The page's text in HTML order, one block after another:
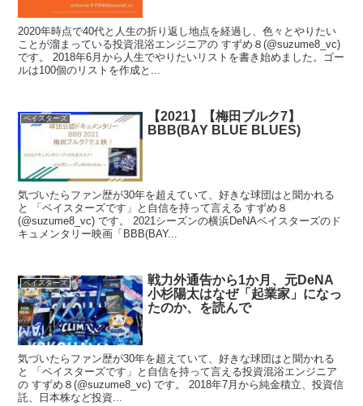
2020年時点で40代と人生の折り返し地点を経過し、色々とやりたい
ことが溜まっている投資混浴エンジニアの すずめ８(@suzume8_vc)
です。 2018年6月から人生でやりたいリストを書き始めました。ゴー
ルは100個のリストを作成と...
ベイスターズ
【2021】【梅田ブルク7】
BBB(BAY BLUE BLUES)
気づいたらファン歴が30年を超えていて、好きな球団はと聞かれる
と 「ベイスターズです」と自信を持って言える すずめ８
(@suzume8_vc) です。 2021シーズンの横浜DeNAベイスターズのド
キュメンタリー映画「BBB(BAY...
ベイスターズ
戦力外通告から1か月、元DeNA
小杉陽太はなぜ「起業家」になっ
たのか、を読んで
気づいたらファン歴が30年を超えていて、好きな球団はと聞かれる
と 「ベイスターズです」と自信を持って言える投資混浴エンジニア
の すずめ８(@suzume8_vc) です。 2018年7月から純金積立、投資信
託、日本株など投資...